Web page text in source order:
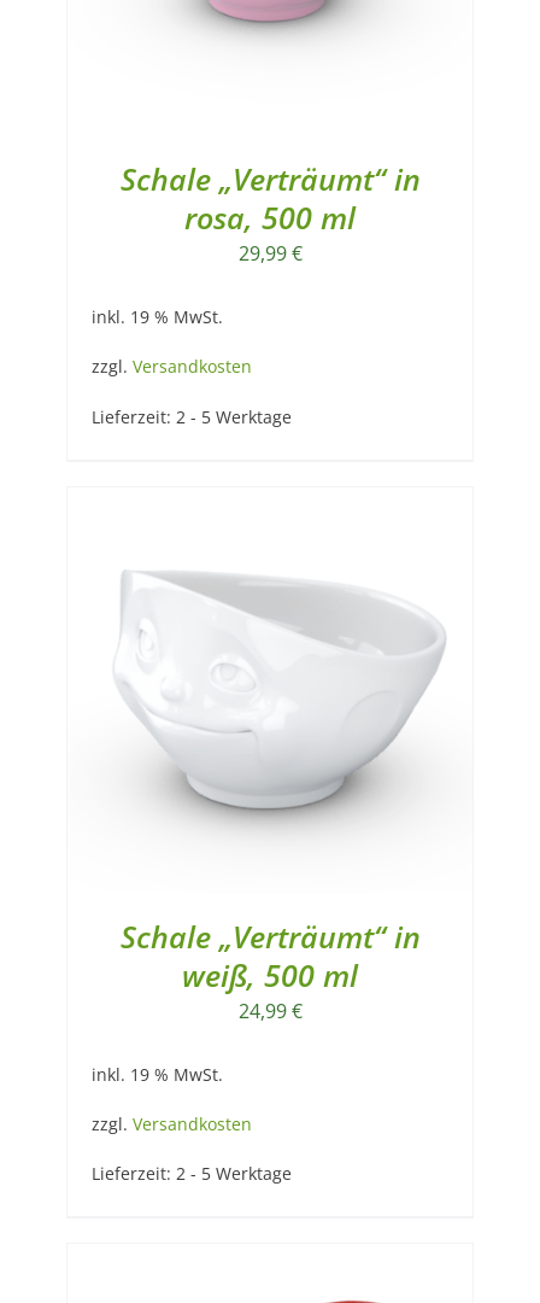
Schale „Verträumt“ in
rosa, 500 ml
29,99€
inkl. 19 % MwSt.
zzgl. Versandkosten
Lieferzeit: 2 - 5 Werktage
Schale „Verträumt“ in
weiß, 500 ml
24,99€
inkl. 19 % MwSt.
zzgl. Versandkosten
Lieferzeit: 2 - 5 Werktage